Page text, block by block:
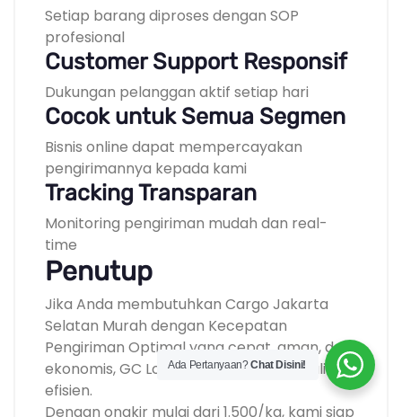
Setiap barang diproses dengan SOP
profesional
Customer Support Responsif
Dukungan pelanggan aktif setiap hari
Cocok untuk Semua Segmen
Bisnis online dapat mempercayakan
pengirimannya kepada kami
Tracking Transparan
Monitoring pengiriman mudah dan real-
time
Penutup
Jika Anda membutuhkan Cargo Jakarta
Selatan Murah dengan Kecepatan
Pengiriman Optimal yang cepat, aman, dan
ekonomis, GC Logistik menjadi solusi paling
efisien.
Dengan ongkir mulai dari 1.500/kg, kami siap
Ada Pertanyaan?Chat Disini!